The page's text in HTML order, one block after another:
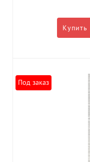
Купить
Под заказ